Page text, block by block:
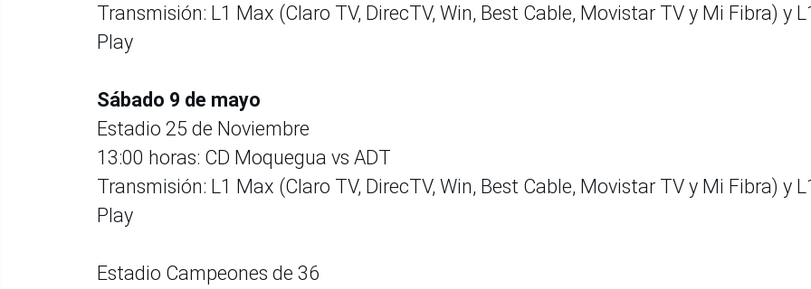
Transmisión: L1 Max (Claro TV, DirecTV, Win, Best Cable, Movistar TV y Mi Fibra) y
Play
Sábado 9 de mayo
Estadio 25 de Noviembre
13:00 horas: CD Moquegua vs ADT
Transmisión: L1 Max (Claro TV, DirecTV, Win, Best Cable, Movistar TV y Mi Fibra) y
Play
Estadio Campeones de 36